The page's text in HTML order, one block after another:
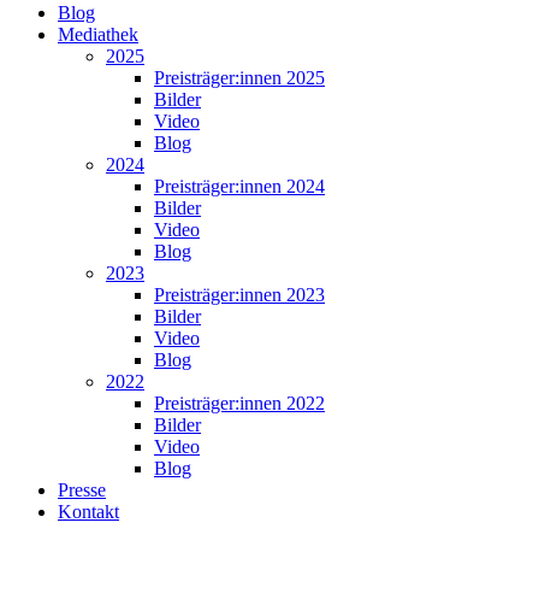
Blog
Mediathek
2025
Preisträger:innen 2025
Bilder
Video
Blog
2024
Preisträger:innen 2024
Bilder
Video
Blog
2023
Preisträger:innen 2023
Bilder
Video
Blog
2022
Preisträger:innen 2022
Bilder
Video
Blog
Presse
Kontakt